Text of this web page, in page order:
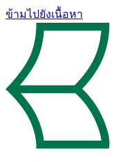
ข้ามไปยังเนื้อหา